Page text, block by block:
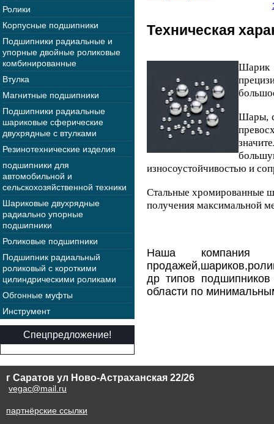
Техническая
Шары,
износоустойчивостью и
Стальные хромированные
получения максимальной
Наша компания
др типов
области по
Ролики
Корпусные подшипники
Подшипники радиальные и
упорные двойные роликовые
комбинированные
Втулка
Магнитные подшипники
Подшипники радиальные
шариковые сферические
двухрядные с втулками
Резинотехнические изделия
подшипники для
автомобильной и
сельскохозяйственной техники
Шариковые двухрядные
радиально упорные
подшипники
Роликовые подшипники
Подшипник радиальный
роликовый с короткими
цилиндрическими роликами
Обгонные муфты
Инструмент
Спецпредложение!
г Саратов ул Ново-Астраханская 22/26
vegac@mail.ru
партнёрские ссылки